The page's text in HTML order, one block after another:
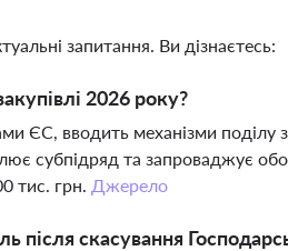
запитання. Ви дізнаєтесь:
2026 року?
ЄС, вводить механізми поділу
субпідряд та запроваджує
тис. грн. Джерело
після скасування